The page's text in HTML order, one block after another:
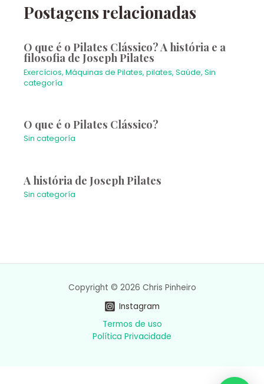
Postagens relacionadas
O que é o Pilates Clássico? A história e a
filosofia de Joseph Pilates
Exercícios,Máquinas de Pilates,pilates,Saúde,Sin
categoría
O que é o Pilates Clássico?
Sin categoría
A história de Joseph Pilates
Sin categoría
Copyright © 2026 Chris Pinheiro
Instagram
Termos de uso
Política Privacidade